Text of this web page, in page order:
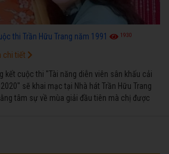
thi Trần Hữu Trang năm 1991 1930
kết cuộc thi "Tài năng diễn viên sân khấu cải
sẽ khai mạc tại Nhà hát Trần Hữu Trang
tâm sự về mùa giải đầu tiên mà chị được
chi tiết